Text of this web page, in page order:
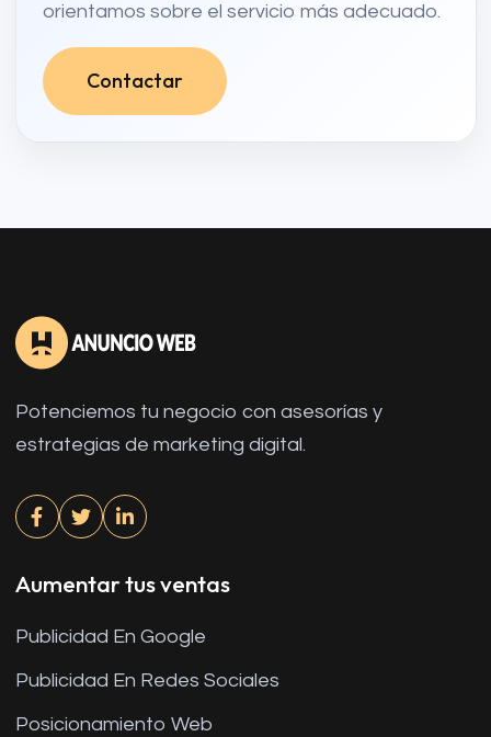
orientamos sobre el servicio más adecuado.
Contactar
Potenciemos tu negocio con asesorías y
estrategias de marketing digital.
Aumentar tus ventas
Publicidad En Google
Publicidad En Redes Sociales
Posicionamiento Web